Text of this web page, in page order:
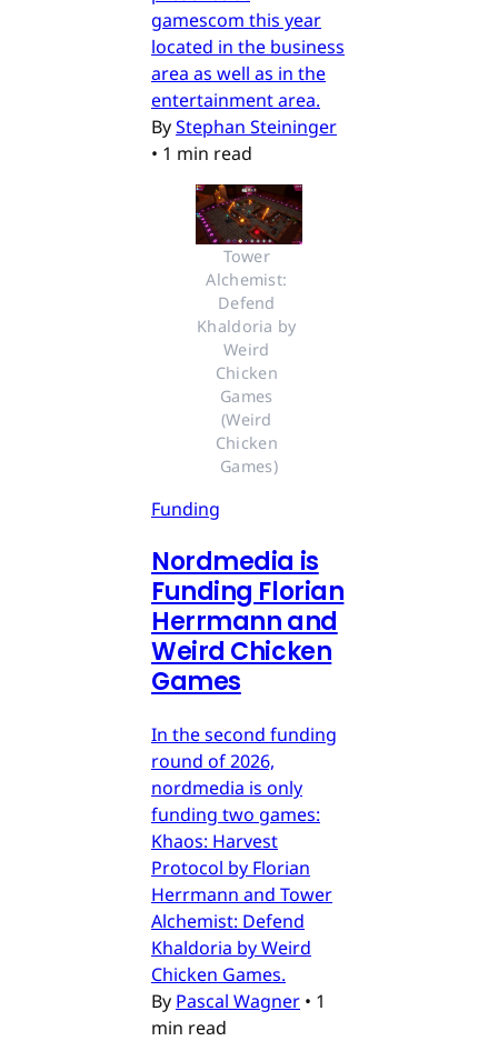
gamescom this year
located in the business
area as well as in the
entertainment area.
ByStephan Steininger
• 1 min read
Tower
Alchemist:
Defend
Khaldoria by
Weird
Chicken
Games
(Weird
Chicken
Games)
Funding
Nordmedia is
Funding Florian
Herrmann and
Weird Chicken
Games
In the second funding
round of 2026,
nordmedia is only
funding two games:
Khaos: Harvest
Protocol by Florian
Herrmann and Tower
Alchemist: Defend
Khaldoria by Weird
Chicken Games.
By Pascal Wagner • 1
min read